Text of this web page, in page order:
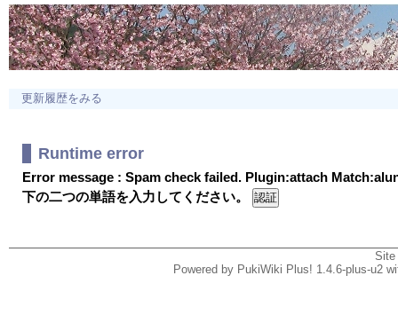
更新履歴をみる
Runtime error
Error message : Spam check failed. Plugin:attach
下の二つの単語を入力してください。
Powered by PukiWiki Plus! 1.4.6-plus-u2